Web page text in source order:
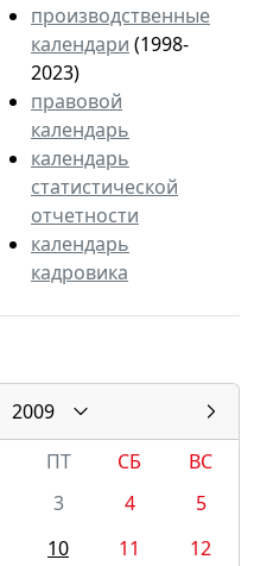
производственные
календари (1998-
2023)
правовой
календарь
календарь
статистической
отчетности
календарь
кадровика
2009
ПТ СБ
ВС
3 4
5
10 11
12